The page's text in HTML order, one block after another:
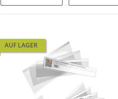
AUF LAGER